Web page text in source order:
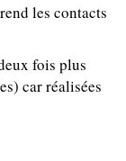
les contacts
fois plus
car réalisées